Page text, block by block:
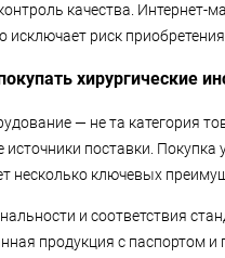
качества. Интернет-
исключает риск
хирургические
— не та категория
поставки. Покупка
несколько ключевых
и соответствия
продукция с паспортом и